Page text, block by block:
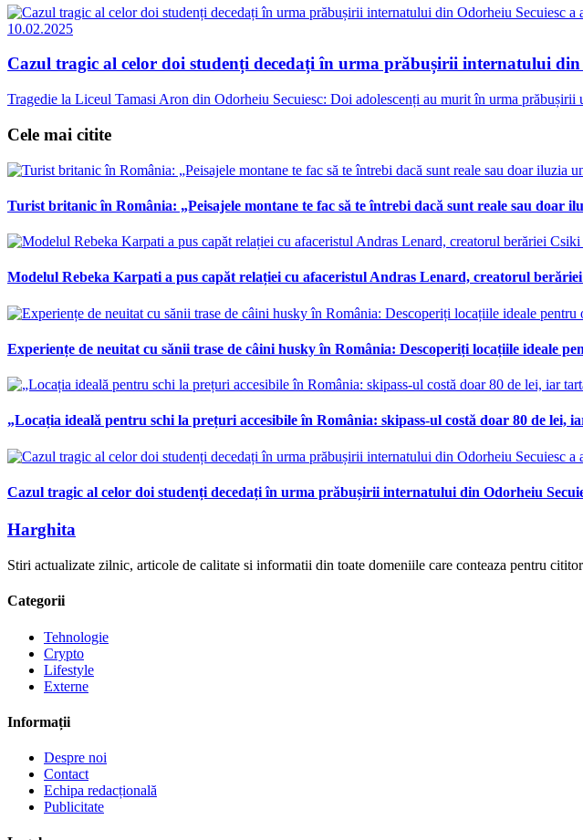
10.02.2025
Cazul tragic al celor doi studenți decedați în urma prăbușirii internatului
Tragedie la Liceul Tamasi Aron din Odorheiu Secuiesc: Doi adolescenți au murit în urma
Cele mai citite
Turist britanic în România: „Peisajele montane te fac să te întrebi dacă sunt reale sau doar
Modelul Rebeka Karpati a pus capăt relației cu afaceristul Andras Lenard, creatorul
Experiențe de neuitat cu sănii trase de câini husky în România: Descoperiți locațiile ideale
„Locația ideală pentru schi la prețuri accesibile în România: skipass-ul costă doar 80 de lei,
Cazul tragic al celor doi studenți decedați în urma prăbușirii internatului din Odorheiu
Harghita
Stiri actualizate zilnic, articole de calitate si informatii din toate domeniile care conteaza pentru
Categorii
Tehnologie
Crypto
Lifestyle
Externe
Informații
Despre noi
Contact
Echipa redacțională
Publicitate